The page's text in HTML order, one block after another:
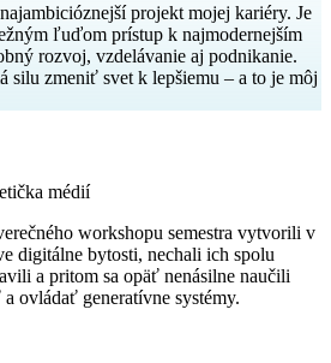
projekt mojej kariéry. Je
ľuďom prístup k najmodernejším
rozvoj, vzdelávanie aj podnikanie.
silu zmeniť svet k lepšiemu – a to je môj
médií
workshopu semestra vytvorili v
digitálne bytosti, nechali ich spolu
a pritom sa opäť nenásilne naučili
ovládať generatívne systémy.